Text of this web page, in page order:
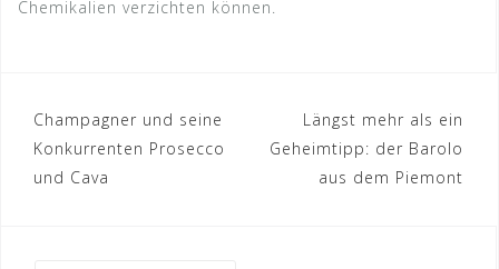
Chemikalien verzichten können.
Beitragsnavigation
Champagner und seine
Konkurrenten Prosecco
und Cava
Längst mehr als ein
Geheimtipp: der Barolo
aus dem Piemont